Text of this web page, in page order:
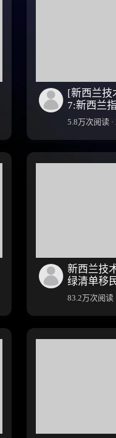
[新西兰技
7:新西兰
5.8万次阅读 ·
新西兰技
绿清单移
业清单)
83.2万次阅读